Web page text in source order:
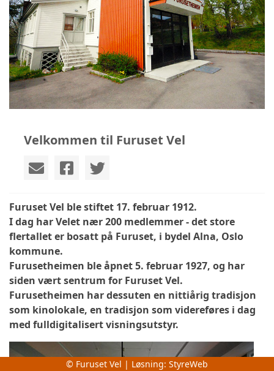
Velkommen til Furuset Vel
Furuset Vel ble stiftet 17. februar 1912.
I dag har Velet nær 200 medlemmer - det store
flertallet er bosatt på Furuset, i bydel Alna, Oslo
kommune.
Furusetheimen ble åpnet 5. februar 1927, og har
siden vært sentrum for Furuset Vel.
Furusetheimen har dessuten en nittiårig tradisjon
som kinolokale, en tradisjon som videreføres i dag
med fulldigitalisert visningsutstyr.
© Furuset Vel | Løsning: StyreWeb